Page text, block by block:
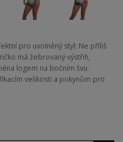
pro uvolněný styl: Ne příliš
má žebrovaný výstřih,
logem na bočním švu.
velikosti a pokynům pro